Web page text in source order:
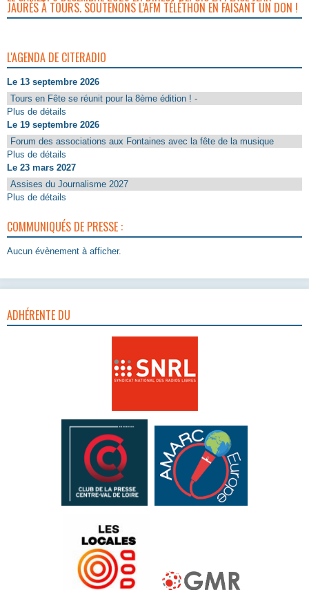
JAURÈS À TOURS. SOUTENONS L’AFM TÉLÉTHON EN FAISANT UN DON !
L'AGENDA DE CITERADIO
Le 13 septembre 2026
Tours en Fête se réunit pour la 8ème édition ! -
Plus de détails
Le 19 septembre 2026
Forum des associations aux Fontaines avec la fête de la musique
Plus de détails
Le 23 mars 2027
Assises du Journalisme 2027
Plus de détails
COMMUNIQUÉS DE PRESSE :
Aucun évènement à afficher.
ADHÉRENTE DU